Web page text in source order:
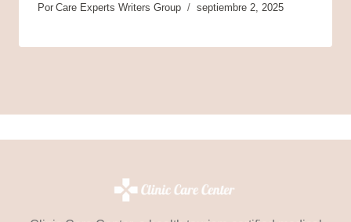
Por Care Experts Writers Group septiembre 2, 2025